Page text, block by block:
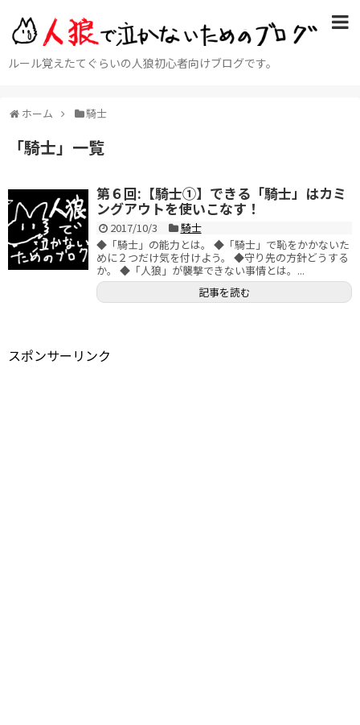
ルール覚えたてぐらいの人狼初心者向けブログです。
ホーム 騎士
「騎士」 一覧
第６回:【騎士①】できる「騎士」はカミ
ングアウトを使いこなす！
2017/10/3
騎士
◆「騎士」の能力とは。 ◆「騎士」で恥をかかないた
めに２つだけ気を付けよう。 ◆守り先の方針どうする
か。 ◆「人狼」が襲撃できない事情とは。...
記事を読む
スポンサーリンク